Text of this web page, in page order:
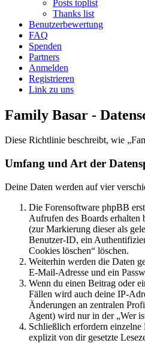
Posts toplist
Thanks list
Benutzerbewertung
FAQ
Spenden
Partners
Anmelden
Registrieren
Link zu uns
Family Basar -
Diese Richtlinie beschreibt, wie
Umfang und Art der
Deine Daten werden auf vier
Die Forensoftware phpBB
Aufrufen des Boards erhalten
(zur Markierung dieser als
Benutzer-ID, ein
Cookies löschen“ löschen.
Weiterhin werden die Daten
E-Mail-Adresse und ein
Wenn du einen Beitrag oder
Fällen wird auch deine IP-
Änderungen an zentralen
Agent) wird nur in der „Wer
Schließlich erfordern einzelne
explizit von dir gesetzte